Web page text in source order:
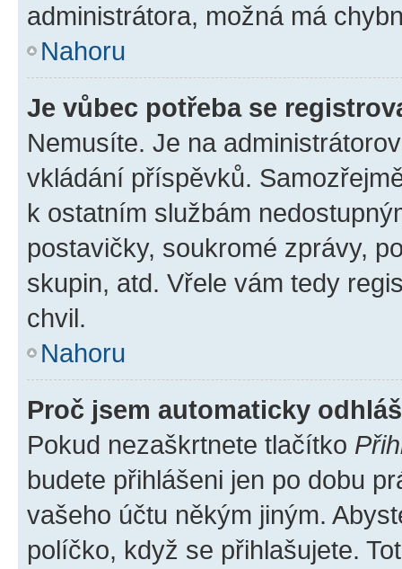
administrátora, možná má
Nahoru
Je vůbec potřeba se
Nemusíte. Je na
vkládání příspěvků.
k ostatním službám
postavičky, soukromé zprávy,
skupin, atd. Vřele vám tedy
chvil.
Nahoru
Proč jsem automaticky
Pokud nezaškrtnete tlačítko
budete přihlášeni jen po dobu
vašeho účtu někým jiným.
políčko, když se přihlašujete.